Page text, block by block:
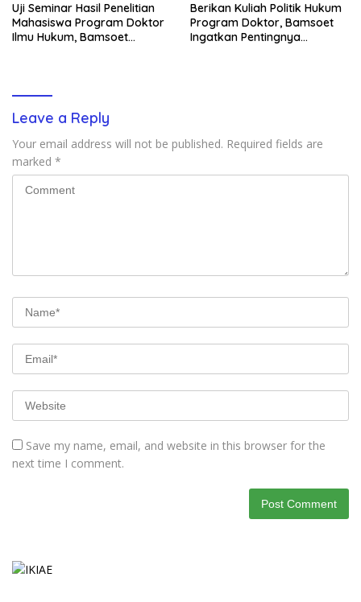
Uji Seminar Hasil Penelitian
Mahasiswa Program Doktor
Ilmu Hukum, Bamsoet
Berikan Kuliah Politik Hukum
Program Doktor, Bamsoet
Ingatkan Pentingnya
Leave a Reply
Your email address will not be published. Required fields are
marked *
Save my name, email, and website in this browser for the
next time I comment.